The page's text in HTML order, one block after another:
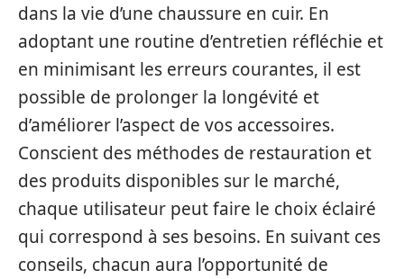
dans la vie d’une chaussure en cuir. En
adoptant une routine d’entretien réfléchie et
en minimisant les erreurs courantes, il est
possible de prolonger la longévité et
d’améliorer l’aspect de vos accessoires.
Conscient des méthodes de restauration et
des produits disponibles sur le marché,
chaque utilisateur peut faire le choix éclairé
qui correspond à ses besoins. En suivant ces
conseils, chacun aura l’opportunité de